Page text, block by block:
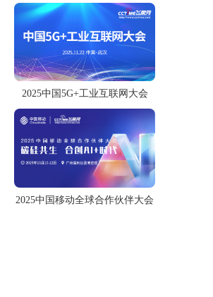
2025中国5G+工业互联网大会
2025中国移动全球合作伙伴大会